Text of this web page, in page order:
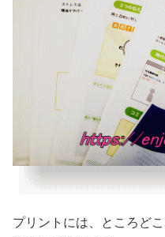
プリントには、ところど